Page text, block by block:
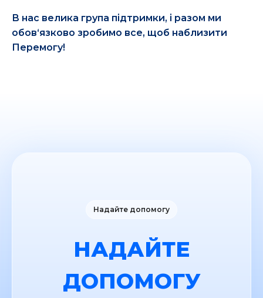
В нас велика група підтримки, і разом ми
обов‘язково зробимо все, щоб наблизити
Перемогу!
Надайте допомогу
НАДАЙТЕ
ДОПОМОГУ